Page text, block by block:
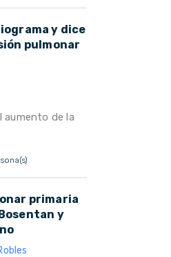
y dice
pulmonar
aumento de la
primaria
y